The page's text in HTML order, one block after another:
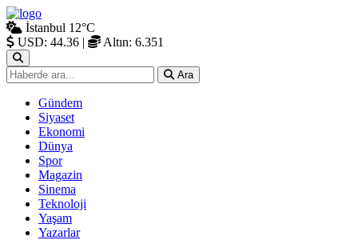
İstanbul 12°C
USD: 44.36 | Altın: 6.351
Ara
Gündem
Siyaset
Ekonomi
Dünya
Spor
Magazin
Sinema
Teknoloji
Yaşam
Yazarlar